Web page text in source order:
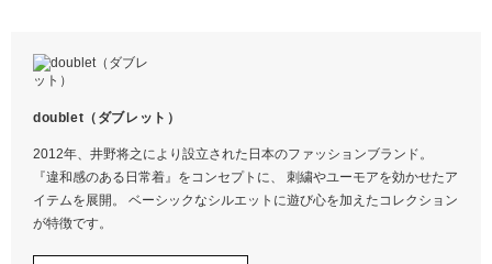
容量
パッキン
※画像をクリックすると拡大します
doublet（ダブレット）
2012年、井野将之により設立された日本のファッションブランド。
『違和感のある日常着』をコンセプトに、 刺繍やユーモアを効かせたア
イテムを展開。 ベーシックなシルエットに遊び心を加えたコレクション
が特徴です。